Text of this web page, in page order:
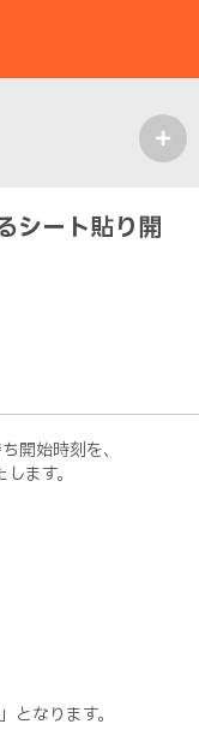
シート貼り開
開始時刻を、
ます。
なります。